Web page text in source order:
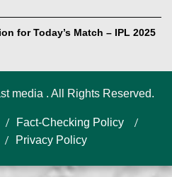
for Today’s Match – IPL 2025
media . All Rights Reserved.
Fact-Checking Policy
Privacy Policy